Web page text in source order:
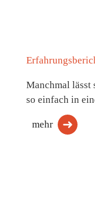
Manchmal lässt
so einfach in
mehr